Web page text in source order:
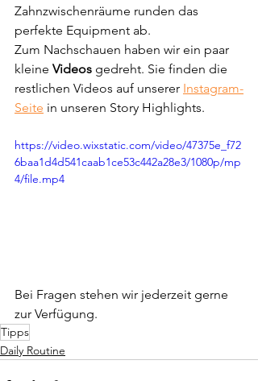
Zahnzwischenräume runden das
perfekte Equipment ab.
Zum Nachschauen haben wir ein paar
kleine Videos gedreht. Sie finden die
restlichen Videos auf unserer Instagram-
Seite in unseren Story Highlights.
https://video.wixstatic.com/video/47375e_f72
6baa1d4d541caab1ce53c442a28e3/1080p/mp
4/file.mp4
Bei Fragen stehen wir jederzeit gerne
zur Verfügung.
Tipps
Daily Routine